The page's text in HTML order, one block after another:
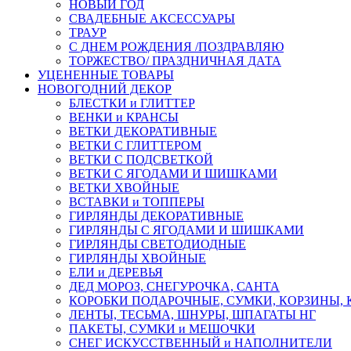
НОВЫЙ ГОД
СВАДЕБНЫЕ АКСЕССУАРЫ
ТРАУР
С ДНЕМ РОЖДЕНИЯ /ПОЗДРАВЛЯЮ
ТОРЖЕСТВО/ ПРАЗДНИЧНАЯ ДАТА
УЦЕНЕННЫЕ ТОВАРЫ
НОВОГОДНИЙ ДЕКОР
БЛЕСТКИ и ГЛИТТЕР
ВЕНКИ и КРАНСЫ
ВЕТКИ ДЕКОРАТИВНЫЕ
ВЕТКИ С ГЛИТТЕРОМ
ВЕТКИ С ПОДСВЕТКОЙ
ВЕТКИ С ЯГОДАМИ И ШИШКАМИ
ВЕТКИ ХВОЙНЫЕ
ВСТАВКИ и ТОППЕРЫ
ГИРЛЯНДЫ ДЕКОРАТИВНЫЕ
ГИРЛЯНДЫ С ЯГОДАМИ И ШИШКАМИ
ГИРЛЯНДЫ СВЕТОДИОДНЫЕ
ГИРЛЯНДЫ ХВОЙНЫЕ
ЕЛИ и ДЕРЕВЬЯ
ДЕД МОРОЗ, СНЕГУРОЧКА, САНТА
КОРОБКИ ПОДАРОЧНЫЕ, СУМКИ,
ЛЕНТЫ, ТЕСЬМА, ШНУРЫ, ШПАГАТЫ НГ
ПАКЕТЫ, СУМКИ и МЕШОЧКИ
СНЕГ ИСКУССТВЕННЫЙ и НАПОЛНИТЕЛИ